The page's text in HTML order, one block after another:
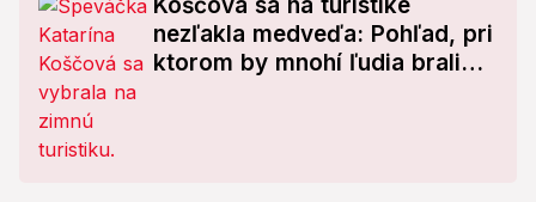
Koščová sa na turistike
nezľakla medveďa: Pohľad, pri
ktorom by mnohí ľudia brali